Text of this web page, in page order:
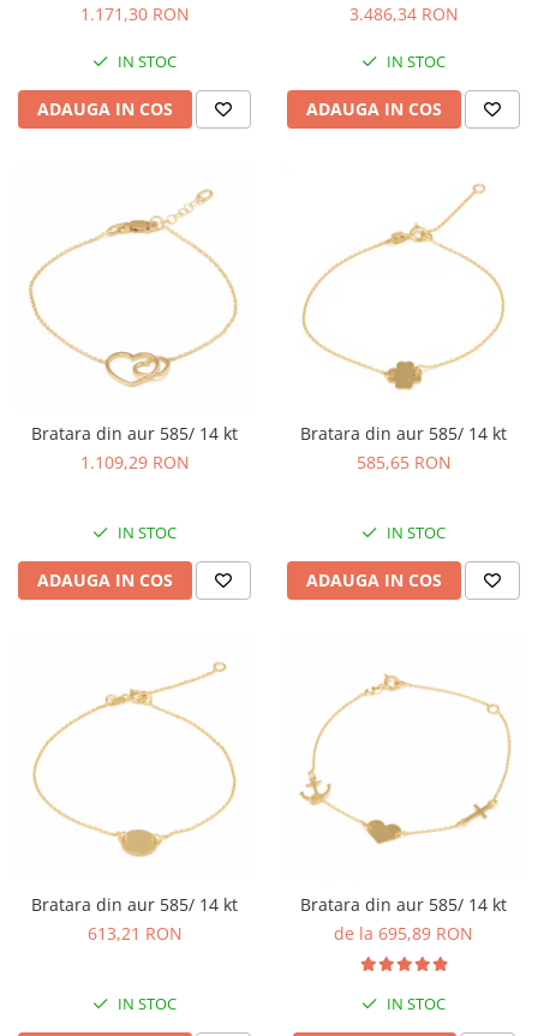
1.171,30 RON
IN STOC
ADAUGA IN COS
3.486,34 RON
IN STOC
ADAUGA IN COS
Bratara din aur 585/ 14 kt
1.109,29 RON
IN STOC
ADAUGA IN COS
Bratara din aur 585/ 14 kt
585,65 RON
IN STOC
ADAUGA IN COS
Bratara din aur 585/ 14 kt
613,21 RON
IN STOC
Bratara din aur 585/ 14 kt
de la 695,89 RON
IN STOC